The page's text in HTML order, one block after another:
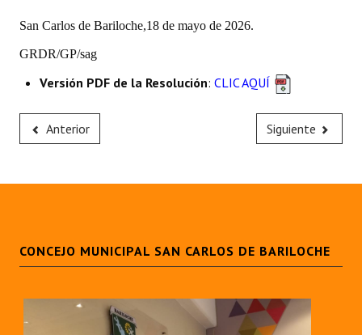
Periodistas Decanos - Registro
Banca del Vecino - Registro
Entrega de distinciones
San Carlos de Bariloche,18 de mayo de 2026.
GRDR/GP/sag
Versión PDF de la Resolución: CLIC AQUÍ
Anterior Siguiente
CONCEJO MUNICIPAL SAN CARLOS DE BARILOCHE